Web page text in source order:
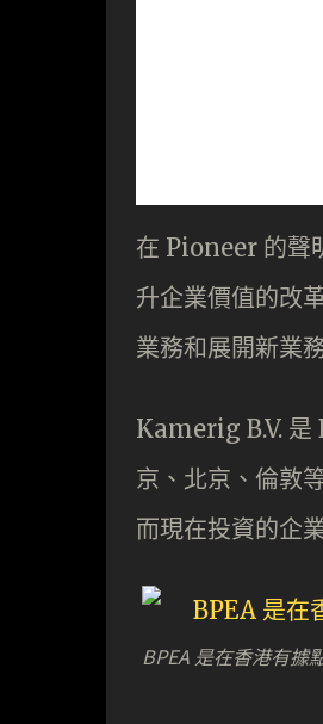
在 Pioneer 的聲
升企業價值的改
業務和展開新業
Kamerig B.V. 是
京、北京、倫敦
而現在投資的企
BPEA 是在香港有據